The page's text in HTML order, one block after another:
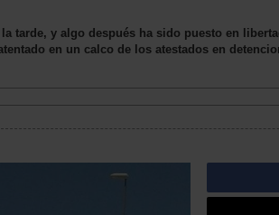
tarde, y algo después ha sido puesto en
en un calco de los atestados en